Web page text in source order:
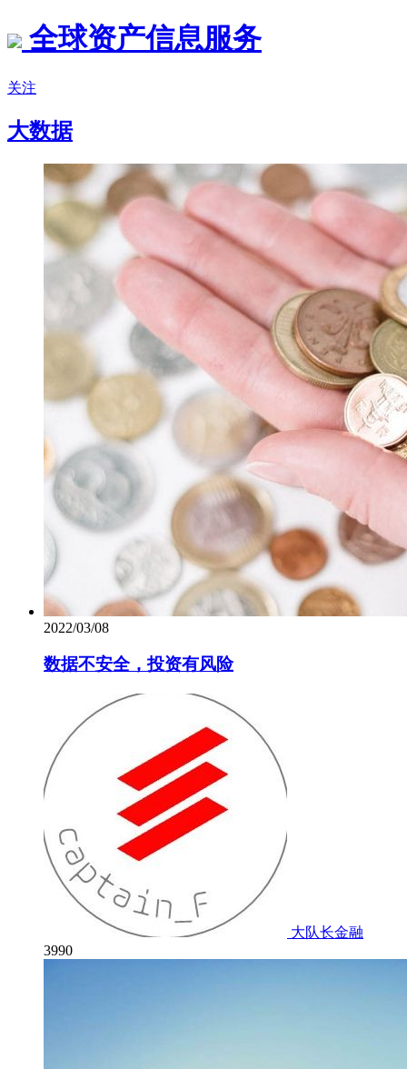
全球资产信息服务
关注
大数据
2022/03/08
数据不安全，投资有风险
大队长金融
3990